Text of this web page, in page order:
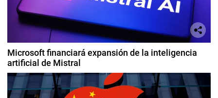
Microsoft financiará expansión de la inteligencia
artificial de Mistral